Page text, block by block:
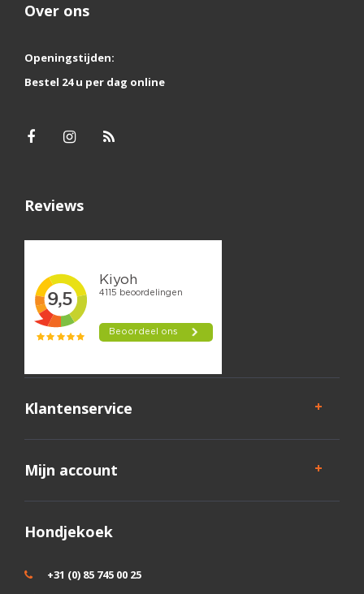
Over ons
Openingstijden:
Bestel 24 u per dag online
Reviews
Klantenservice
Mijn account
Hondjekoek
+31 (0) 85 745 00 25